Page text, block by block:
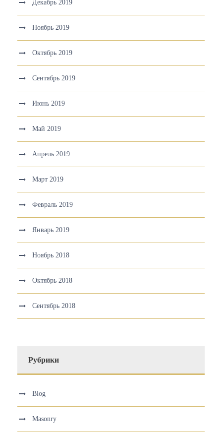
Декабрь 2019
Ноябрь 2019
Октябрь 2019
Сентябрь 2019
Июнь 2019
Май 2019
Апрель 2019
Март 2019
Февраль 2019
Январь 2019
Ноябрь 2018
Октябрь 2018
Сентябрь 2018
Рубрики
Blog
Masonry